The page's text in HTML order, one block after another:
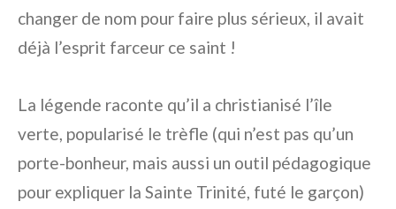
changer de nom pour faire plus sérieux, il avait
déjà l’esprit farceur ce saint !
La légende raconte qu’il a christianisé l’île
verte, popularisé le trèfle (qui n’est pas qu’un
porte-bonheur, mais aussi un outil pédagogique
pour expliquer la Sainte Trinité, futé le garçon)